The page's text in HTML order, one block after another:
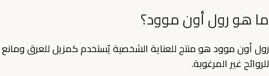
ما هو رول أون موود؟
رول أون موود هو منتج للعناية الشخصية يُستخدم كمزيل للعرق ومانع
للروائح غير المرغوبة.